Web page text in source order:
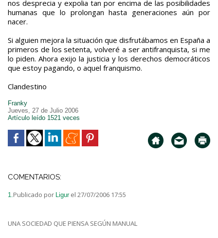
nos desprecia y expolia tan por encima de las posibilidades
humanas que lo prolongan hasta generaciones aún por
nacer.
Si alguien mejora la situación que disfrutábamos en España a
primeros de los setenta, volveré a ser antifranquista, si me
lo piden. Ahora exijo la justicia y los derechos democráticos
que estoy pagando, o aquel franquismo.
Clandestino
Franky
Jueves, 27 de Julio 2006
Artículo leído 1521 veces
COMENTARIOS:
1.Publicado por Ligur el 27/07/2006 17:55
UNA SOCIEDAD QUE PIENSA SEGÚN MANUAL